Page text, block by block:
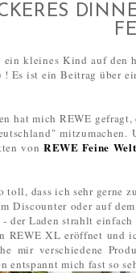
kleines Kind auf den
Es ist ein Beitrag über
hat mich REWE
vonREWE Feine Welt
toll, dass ich sehr gerne
Discounter oder auf
der Laden strahlt
REWE XL eröffnet und
mir verschiedene
entspannt mich fast so